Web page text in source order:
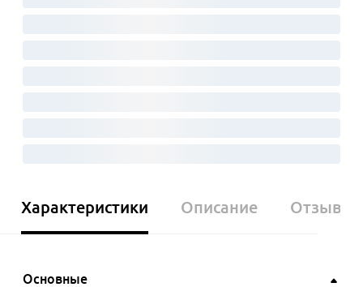
Характеристики Описание Отзывы
Основные